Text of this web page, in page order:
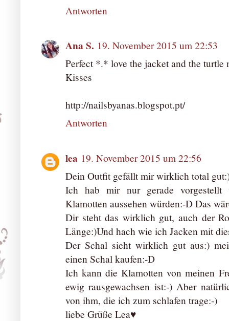
Antworten
Ana S. 19. November 2015 um 22:53
Perfect *.* love the jacket and the turtle
Kisses
http://nailsbyanas.blogspot.pt/
Antworten
lea 19. November 2015 um 22:56
Dein Outfit gefällt mir wirklich total
Ich hab mir nur gerade
Klamotten aussehen würden:-D Das
Dir steht das wirklich gut, auch der
Länge:)Und hach wie ich Jacken mit
Der Schal sieht wirklich gut aus:)
einen Schal kaufen:-D
Ich kann die Klamotten von meinen
ewig rausgewachsen ist:-) Aber
von ihm, die ich zum schlafen trage:-)
liebe Grüße Lea♥